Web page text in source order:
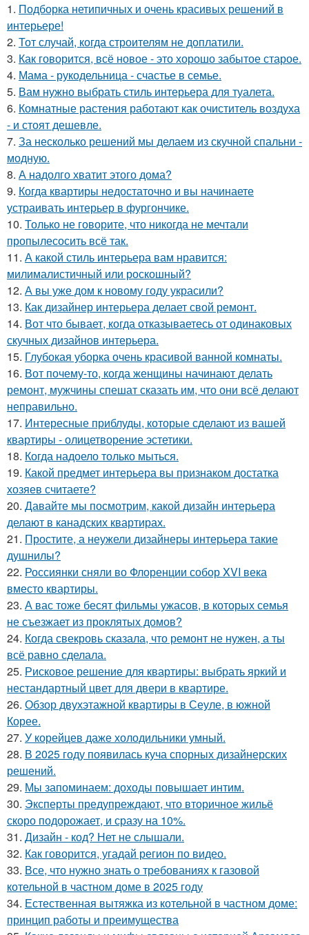
1. Подборка нетипичных и очень красивых решений в
интерьере!
2. Тот случай, когда строителям не доплатили.
3. Как говорится, всё новое - это хорошо забытое старое.
4. Мама - рукодельница - счастье в семье.
5. Вам нужно выбрать стиль интерьера для туалета.
6. Комнатные растения работают как очиститель воздуха
- и стоят дешевле.
7. За несколько решений мы делаем из скучной спальни -
модную.
8. А надолго хватит этого дома?
9. Когда квартиры недостаточно и вы начинаете
устраивать интерьер в фургончике.
10. Только не говорите, что никогда не мечтали
пропылесосить всё так.
11. А какой стиль интерьера вам нравится:
милималистичный или роскошный?
12. А вы уже дом к новому году украсили?
13. Как дизайнер интерьера делает свой ремонт.
14. Вот что бывает, когда отказываетесь от одинаковых
скучных дизайнов интерьера.
15. Глубокая уборка очень красивой ванной комнаты.
16. Вот почему-то, когда женщины начинают делать
ремонт, мужчины спешат сказать им, что они всё делают
неправильно.
17. Интересные приблуды, которые сделают из вашей
квартиры - олицетворение эстетики.
18. Когда надоело только мыться.
19. Какой предмет интерьера вы признаком достатка
хозяев считаете?
20. Давайте мы посмотрим, какой дизайн интерьера
делают в канадских квартирах.
21. Простите, а неужели дизайнеры интерьера такие
душнилы?
22. Россиянки сняли во Флоренции собор XVI века
вместо квартиры.
23. А вас тоже бесят фильмы ужасов, в которых семья
не съезжает из проклятых домов?
24. Когда свекровь сказала, что ремонт не нужен, а ты
всё равно сделала.
25. Рисковое решение для квартиры: выбрать яркий и
нестандартный цвет для двери в квартире.
26. Обзор двухэтажной квартиры в Сеуле, в южной
Корее.
27. У корейцев даже холодильники умный.
28. В 2025 году появилась куча спорных дизайнерских
решений.
29. Мы запоминаем: доходы повышает интим.
30. Эксперты предупреждают, что вторичное жильё
скоро подорожает, и сразу на 10%.
31. Дизайн - код? Нет не слышали.
32. Как говорится, угадай регион по видео.
33. Все, что нужно знать о требованиях к газовой
котельной в частном доме в 2025 году
34. Естественная вытяжка из котельной в частном доме:
принцип работы и преимущества